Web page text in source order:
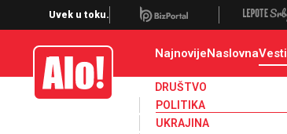
Uvek u toku.
Alo NajnovijeNaslovnaVesti
DRUŠTVO
POLITIKA
UKRAJINA